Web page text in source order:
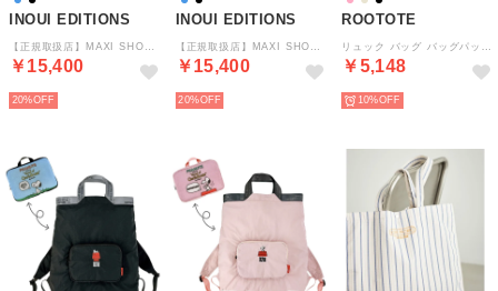
INOUI EDITIONS
￥15,400
20%
INOUI EDITIONS
￥15,400
20%
ROOTOTE
￥5,148
10%